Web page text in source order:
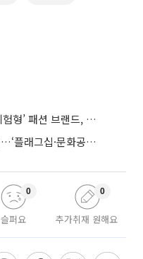
스투시부터 무신사 킥스까지…‘체험형’ 패션 브랜드, 잇단 제주행
명품 브랜드, 백화점 밖 D2C 가속…‘플래그십·문화공간’ 전략 눈길
슬퍼요
0
추가취재 원해요
0